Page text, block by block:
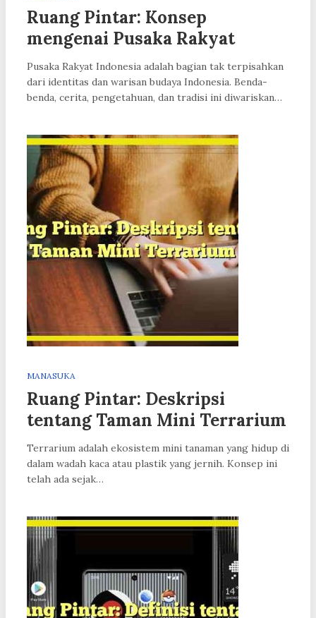
Ruang Pintar: Konsep
mengenai Pusaka Rakyat
Pusaka Rakyat Indonesia adalah bagian tak terpisahkan
dari identitas dan warisan budaya Indonesia. Benda-
benda, cerita, pengetahuan, dan tradisi ini diwariskan…
MANASUKA
Ruang Pintar: Deskripsi
tentang Taman Mini Terrarium
Terrarium adalah ekosistem mini tanaman yang hidup di
dalam wadah kaca atau plastik yang jernih. Konsep ini
telah ada sejak…